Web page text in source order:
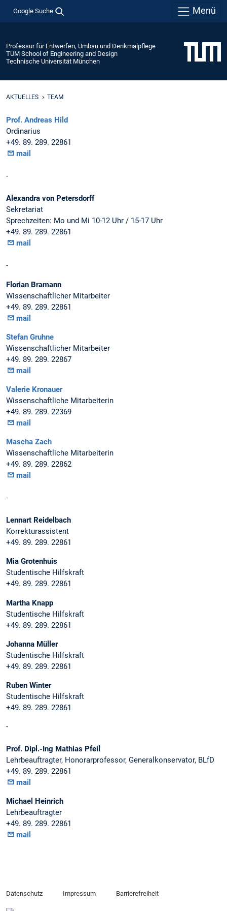
Google Suche Menü
Professur für Entwerfen, Umbau und Denkmalpflege
TUM School of Engineering and Design
Technische Universität München
AKTUELLES TEAM
Prof. Andreas Hild
Ordinarius
+49. 89. 289. 22861
mail
-
Alexandra von Petersdorff
Sekretariat
Sprechzeiten: Mo und Mi 10-12 Uhr / 15-17 Uhr
+49. 89. 289. 22861
mail
-
Florian Bramann
Wissenschaftlicher Mitarbeiter
+49. 89. 289. 22861
mail
Stefan Gruhne
Wissenschaftlicher Mitarbeiter
+49. 89. 289. 22867
mail
Valerie Kronauer
Wissenschaftliche Mitarbeiterin
+49. 89. 289. 22369
mail
Mascha Zach
Wissenschaftliche Mitarbeiterin
+49. 89. 289. 22862
mail
-
Lennart Reidelbach
Korrekturassistent
+49. 89. 289. 22861
Mia Grotenhuis
Studentische Hilfskraft
+49. 89. 289. 22861
Martha Knapp
Studentische Hilfskraft
+49. 89. 289. 22861
Johanna Müller
Studentische Hilfskraft
+49. 89. 289. 22861
Ruben Winter
Studentische Hilfskraft
+49. 89. 289. 22861
-
Prof. Dipl.-Ing Mathias Pfeil
Lehrbeauftragter, Honorarprofessor, Generalkonservator, BLfD
+49. 89. 289. 22861
mail
Michael Heinrich
Lehrbeauftragter
+49. 89. 289. 22861
mail
Datenschutz Impressum Barrierefreiheit